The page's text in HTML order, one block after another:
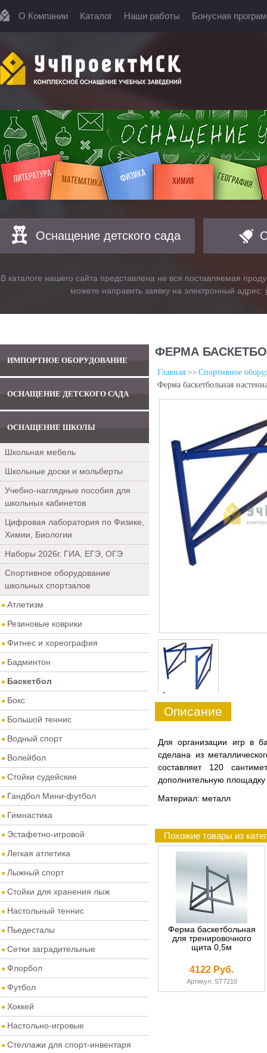
О Компании Каталог Наши работы Бонусная
Оснащение детского сада
В каталоге нашего сайта представлена не вся поставляемая
можете направить заявку на электронный адрес:
ИМПОРТНОЕ ОБОРУДОВАНИЕ
ОСНАЩЕНИЕ ДЕТСКОГО САДА
ОСНАЩЕНИЕ ШКОЛЫ
Школьная мебель
Школьные доски и мольберты
Учебно-наглядные пособия для
школьных кабинетов
Цифровая лаборатория по Физике,
Химии, Биологии
Наборы 2026г. ГИА, ЕГЭ, ОГЭ
Спортивное оборудование
школьных спортзалов
Атлетизм
Резиновые коврики
Фитнес и хореография
Бадминтон
Баскетбол
Бокс
Большой теннис
Водный спорт
Волейбол
Стойки судейские
Гандбол Мини-футбол
Гимнастика
Эстафетно-игровой
Легкая атлетика
Лыжный спорт
Стойки для хранения лыж
Настольный теннис
Пьедесталы
Сетки заградительные
Флорбол
Футбол
Хоккей
Настольно-игровые
Стеллажи для спорт-инвентаря
ФЕРМА
Главная
Спортивное
Ферма баскетбольная
0
Описание
Для организации игр в
сделана из
составляет 120
дополнительную площадку
Материал: металл
Похожие товары из
Ферма баскетбольная
для тренировочного
щита 0,5м
4122 Руб.
Артикул: ST7210